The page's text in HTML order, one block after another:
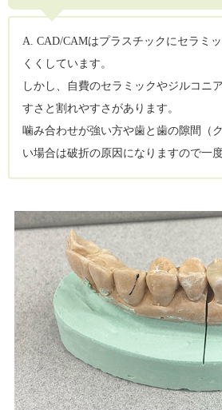
A. CAD/CAMはプラスチックにセラミ
くくしています。
しかし、自費のセラミックやジルコニ
すさと割れやすさがあります。
噛み合わせが強い方や歯と歯の隙間（
い場合は破折の原因になりますので一